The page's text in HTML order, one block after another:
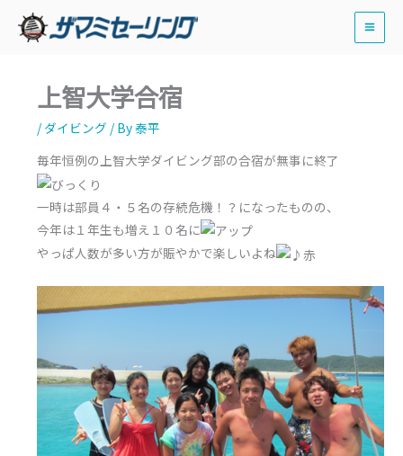
上智大学合宿
/ ダイビング / By泰平
毎年恒例の上智大学ダイビング部の合宿が無事に終了
一時は部員４・５名の存続危機！？になったものの、
今年は１年生も増え１０名に
やっぱ人数が多い方が賑やかで楽しいよね